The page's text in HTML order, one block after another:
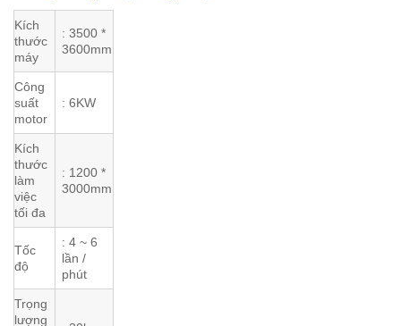
Kích
thước
máy
: 3500 *
3600mm
Công
suất
motor
: 6KW
Kích
thước
làm
việc
tối đa
: 1200 *
3000mm
Tốc
độ
: 4 ~ 6
lần /
phút
Trọng
lượng